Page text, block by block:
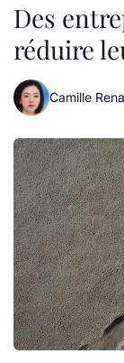
Des
réduire
Camille